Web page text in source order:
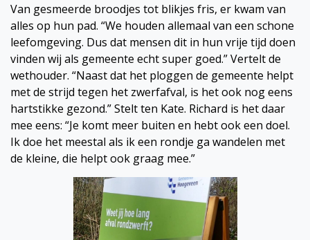
Van gesmeerde broodjes tot blikjes fris, er kwam van
alles op hun pad. “We houden allemaal van een schone
leefomgeving. Dus dat mensen dit in hun vrije tijd doen
vinden wij als gemeente echt super goed.” Vertelt de
wethouder. “Naast dat het ploggen de gemeente helpt
met de strijd tegen het zwerfafval, is het ook nog eens
hartstikke gezond.” Stelt ten Kate. Richard is het daar
mee eens: “Je komt meer buiten en hebt ook een doel.
Ik doe het meestal als ik een rondje ga wandelen met
de kleine, die helpt ook graag mee.”